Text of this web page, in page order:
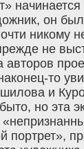
он
никому
не
авторов
то
и
но эта
портрет»,